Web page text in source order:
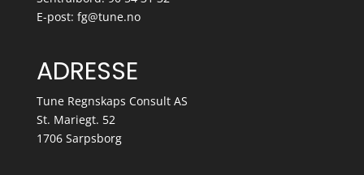
E-post: fg@tune.no
ADRESSE
Tune Regnskaps Consult AS
St. Mariegt. 52
1706 Sarpsborg